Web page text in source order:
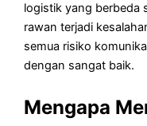
logistik yang berbeda
rawan terjadi
semua risiko
dengan sangat baik.
Mengapa